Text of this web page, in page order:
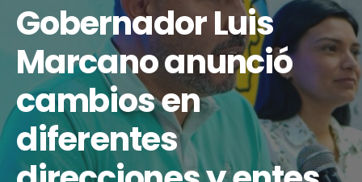
Gobernador Luis
Marcano anunció
cambios en
diferentes